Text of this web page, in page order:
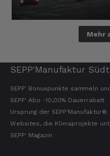
Mehr
SEPP'Manufaktur
SEPP' Bonuspunkte sammeln
SEPP' Abo -10,00% Dauerrabatt
Ursprung der SEPP'Manufaktur®
Websites, die Klimaprojekte
SEPP' Magazin
Hans-Dieter
Gelieferter
Michael